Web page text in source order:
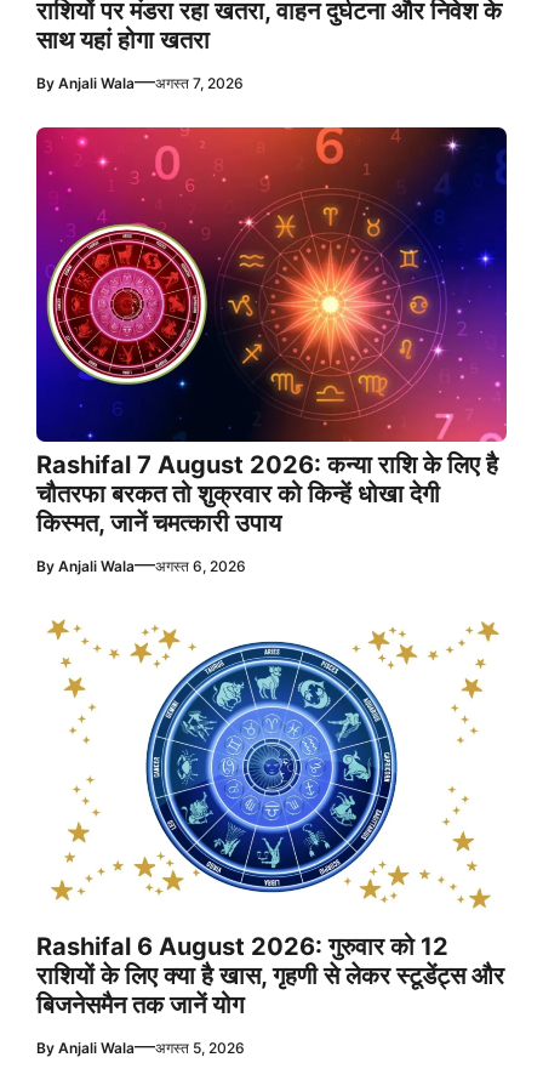
राशियों पर मंडरा रहा खतरा, वाहन दुर्घटना और निवेश के
साथ यहां होगा खतरा
By Anjali Wala—अगस्त 7, 2026
Rashifal 7 August 2026: कन्या राशि के लिए है
चौतरफा बरकत तो शुक्रवार को किन्हें धोखा देगी
किस्मत, जानें चमत्कारी उपाय
By Anjali Wala—अगस्त 6, 2026
Rashifal 6 August 2026: गुरुवार को 12
राशियों के लिए क्या है खास, गृहणी से लेकर स्टूडेंट्स और
बिजनेसमैन तक जानें योग
By Anjali Wala—अगस्त 5, 2026